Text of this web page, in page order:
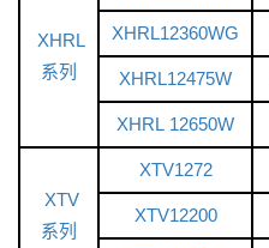
XHRL
系列
XHRL12360WG
XHRL12475W
XHRL 12650W
XTV
系列
XTV1272
XTV12200